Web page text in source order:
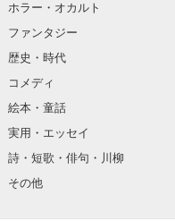
そうだ！男装執事として生
【修行してきます。私は元
だけど……配属されたのは
「その瞳の色……」
「！！！」
は幸せな日々を過ごす。
一方、フランソワーズを
ホラー・オカルト
ファンタジー
歴史・時代
コメディ
絵本・童話
実用・エッセイ
詩・短歌・俳句・川柳
その他